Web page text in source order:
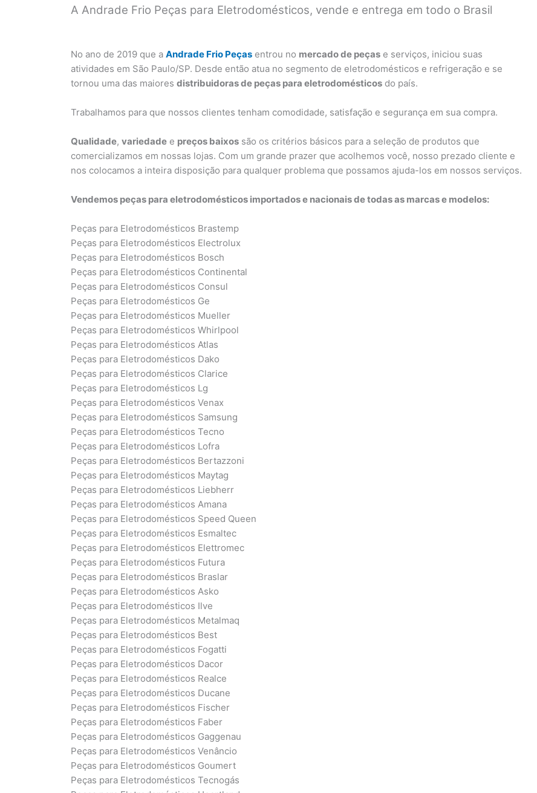
A Andrade Frio Peças para Eletrodomésticos, vende e entrega em todo o Brasil
No ano de 2019 que a Andrade Frio Peças entrou no mercado de peças e serviços, iniciou suas
atividades em São Paulo/SP. Desde então atua no segmento de eletrodomésticos e refrigeração e se
tornou uma das maiores distribuidoras de peças para eletrodomésticos do país.
Trabalhamos para que nossos clientes tenham comodidade, satisfação e segurança em sua compra.
Qualidade, variedade e preços baixos são os critérios básicos para a seleção de produtos que
comercializamos em nossas lojas. Com um grande prazer que acolhemos você, nosso prezado cliente e
nos colocamos a inteira disposição para qualquer problema que possamos ajuda-los em nossos serviços.
Vendemos peças para eletrodomésticos importados e nacionais de todas as marcas e modelos:
Peças para Eletrodomésticos Brastemp
Peças para Eletrodomésticos Electrolux
Peças para Eletrodomésticos Bosch
Peças para Eletrodomésticos Continental
Peças para Eletrodomésticos Consul
Peças para Eletrodomésticos Ge
Peças para Eletrodomésticos Mueller
Peças para Eletrodomésticos Whirlpool
Peças para Eletrodomésticos Atlas
Peças para Eletrodomésticos Dako
Peças para Eletrodomésticos Clarice
Peças para Eletrodomésticos Lg
Peças para Eletrodomésticos Venax
Peças para Eletrodomésticos Samsung
Peças para Eletrodomésticos Tecno
Peças para Eletrodomésticos Lofra
Peças para Eletrodomésticos Bertazzoni
Peças para Eletrodomésticos Maytag
Peças para Eletrodomésticos Liebherr
Peças para Eletrodomésticos Amana
Peças para Eletrodomésticos Speed Queen
Peças para Eletrodomésticos Esmaltec
Peças para Eletrodomésticos Elettromec
Peças para Eletrodomésticos Futura
Peças para Eletrodomésticos Braslar
Peças para Eletrodomésticos Asko
Peças para Eletrodomésticos Ilve
Peças para Eletrodomésticos Metalmaq
Peças para Eletrodomésticos Best
Peças para Eletrodomésticos Fogatti
Peças para Eletrodomésticos Dacor
Peças para Eletrodomésticos Realce
Peças para Eletrodomésticos Ducane
Peças para Eletrodomésticos Fischer
Peças para Eletrodomésticos Faber
Peças para Eletrodomésticos Gaggenau
Peças para Eletrodomésticos Venâncio
Peças para Eletrodomésticos Goumert
Peças para Eletrodomésticos Tecnogás